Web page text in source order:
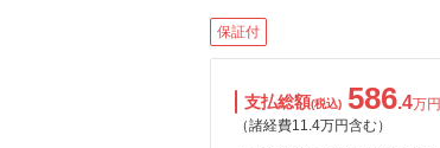
保証付
支払総額(税込) 586.4万円
（諸経費11.4万円含む）